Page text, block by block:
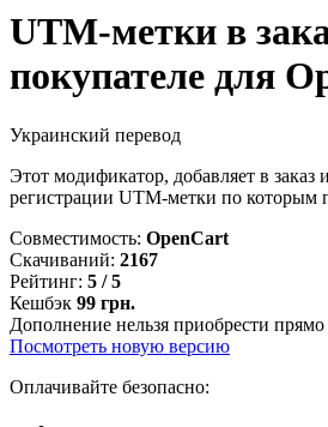
UTM-метки в
покупателе для
Украинский перевод
Этот модификатор, добавляет в заказ
регистрации UTM-метки по которым
Совместимость: OpenCart
Скачиваний: 2167
Рейтинг: 5 / 5
Кешбэк 99 грн.
Дополнение нельзя приобрести прямо
Посмотреть новую версию
Оплачивайте безопасно: